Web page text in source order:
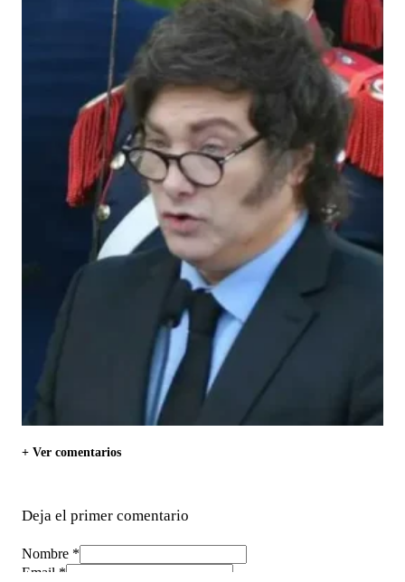
+ Ver comentarios
Deja el primer comentario
Nombre *
Email *